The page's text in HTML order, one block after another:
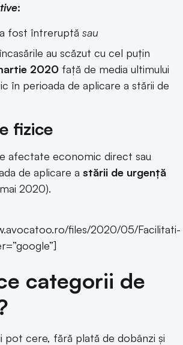
:
fost întreruptă sau
au scăzut cu cel puțin
2020 față de media ultimului
în perioada de aplicare a stării de
fizice
afectate economic direct sau
de aplicare a stării de urgență
2020).
files/2020/05/Facilitati-
categorii de
pot cere, fără plată de dobânzi și